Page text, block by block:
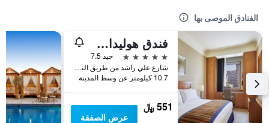
الفنادق الموصى بها
فندق هوليداي إن سيتي ستارز، أحد الفنادق من مجموعة فنادق إنتركونتيننتال
5 نجوم
جيد 7.5
شارع علي راشد من طريق النصر, القاهرة, مصر
10.7 كيلومتر عن وسط المدينة
551 ﷼
عرض الصفقة